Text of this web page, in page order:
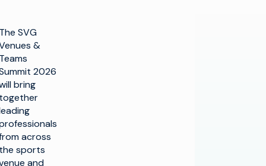
The SVG
&
Teams
2026
bring
together
across
the sports
and